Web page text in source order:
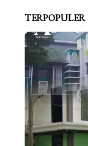
TERPOPULER